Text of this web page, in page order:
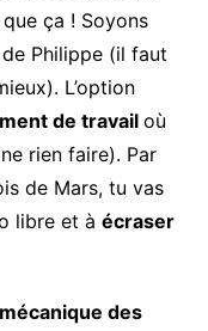
ça ! Soyons
Philippe (il faut
L’option
de travail où
rien faire). Par
de Mars, tu vas
libre et à écraser
mécanique des